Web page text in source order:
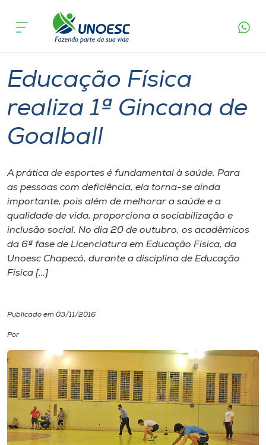
Cursos
Atendimento ao Estudante
Portal de Ensino
A
Unoesc
Internacionalização
Cultura
CPA
Biblioteca
acontece
Educação Física
realiza 1ª Gincana de
Goalball
A prática de esportes é fundamental à saúde. Para
as pessoas com deficiência, ela torna-se ainda
importante, pois além de melhorar a saúde e a
qualidade de vida, proporciona a sociabilização e
inclusão social. No dia 20 de outubro, os acadêmicos
da 6ª fase de Licenciatura em Educação Física, da
Unoesc Chapecó, durante a disciplina de Educação
Física […]
Publicado em 03/11/2016
Por